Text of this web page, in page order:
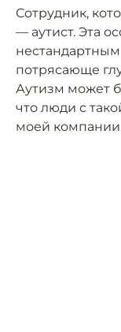
Сотрудник,
— аутист. Эта
потрясающе
Аутизм может
что люди с
моей